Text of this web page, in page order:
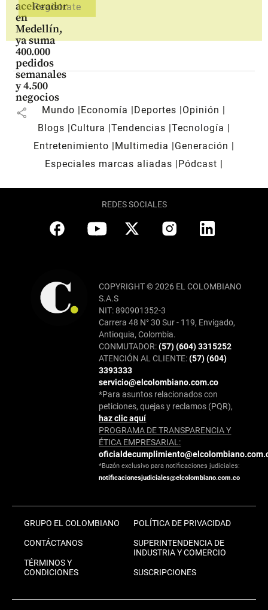
acelerador
en
Medellín,
ya suma
400.000
pedidos
semanales
y 4.500
negocios
share Mundo Economía Deportes
Opinión
Blogs
Cultura Tendencias Tecnología
Entretenimiento
Multimedia
Generación
Especiales marcas aliadas
Pódcast
REDES SOCIALES
COPYRIGHT © 2026 EL COLOMBIANO
S.A.S
NIT: 890901352-3
Carrera 48 N° 30 Sur - 119, Envigado,
Antioquia, Colombia.
CONMUTADOR:(57) (604) 3315252
ATENCIÓN AL CLIENTE:(57) (604)
3393333
servicio@elcolombiano.com.co
*Para asuntos relacionados con
peticiones, quejas y reclamos (PQR),
haz clic aquí
PROGRAMA DE TRANSPARENCIA Y
ÉTICA EMPRESARIAL:
*Buzón exclusivo para notificaciones judiciales:
notificacionesjudiciales@elcolombiano.com.co
GRUPO EL COLOMBIANO
CONTÁCTANOS
TÉRMINOS Y
CONDICIONES
POLÍTICA DE PRIVACIDAD
SUPERINTENDENCIA DE
INDUSTRIA Y COMERCIO
SUSCRIPCIONES